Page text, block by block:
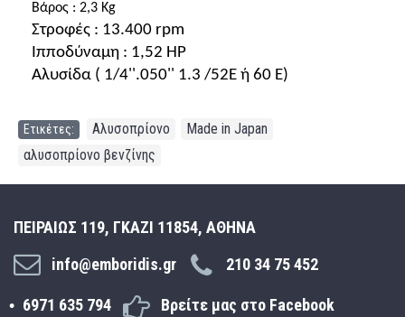
Βάρος : 2,3 Kg
Στροφές : 13.400 rpm
Ιπποδύναμη : 1,52 HP
Αλυσίδα ( 1/4''.050'' 1.3 /52Ε ή 60 Ε)
Ετικέτες: Αλυσοπρίονο Made in Japan
αλυσοπρίονο βενζίνης
ΠΕΙΡΑΙΩΣ 119, ΓΚΑΖΙ 11854, ΑΘΗΝΑ
info@emboridis.gr
210 34 75 452
6971 635 794 Βρείτε μας στο Facebook